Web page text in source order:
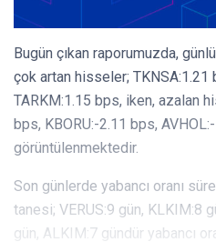
Bugün çıkan raporumuzda,
çok artan hisseler; TKNSA:1.21
TARKM:1.15 bps, iken, azalan
bps, KBORU:-2.11 bps,
görüntülenmektedir.
Son günlerde yabancı oranı
tanesi; VERUS:9 gün, KLKIM:8
gün, ALKIM:7 gündür yabancı